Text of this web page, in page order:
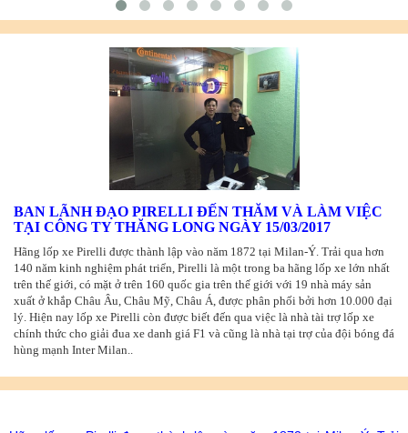
BAN LÃNH ĐẠO PIRELLI ĐẾN THĂM VÀ LÀM VIỆC
TẠI CÔNG TY THĂNG LONG NGÀY 15/03/2017
Hãng lốp xe Pirelli được thành lập vào năm 1872 tại Milan-Ý. Trải qua hơn
140 năm kinh nghiệm phát triển, Pirelli là một trong ba hãng lốp xe lớn nhất
trên thế giới, có mặt ở trên 160 quốc gia trên thế giới với 19 nhà máy sản
xuất ở khắp Châu Âu, Châu Mỹ, Châu Á, được phân phối bởi hơn 10.000 đại
lý. Hiện nay lốp xe Pirelli còn được biết đến qua việc là nhà tài trợ lốp xe
chính thức cho giải đua xe danh giá F1 và cũng là nhà tại trợ của đội bóng đá
hùng mạnh Inter Milan..